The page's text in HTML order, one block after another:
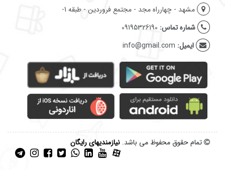
مشهد - چهارراه مجد - مجتمع فروردین - طبقه 1-
شماره تماس: 09195326190
ایمیل: info@gmail.com
تمام حقوق محفوظ می باشد. نیازمندیهای رایگان